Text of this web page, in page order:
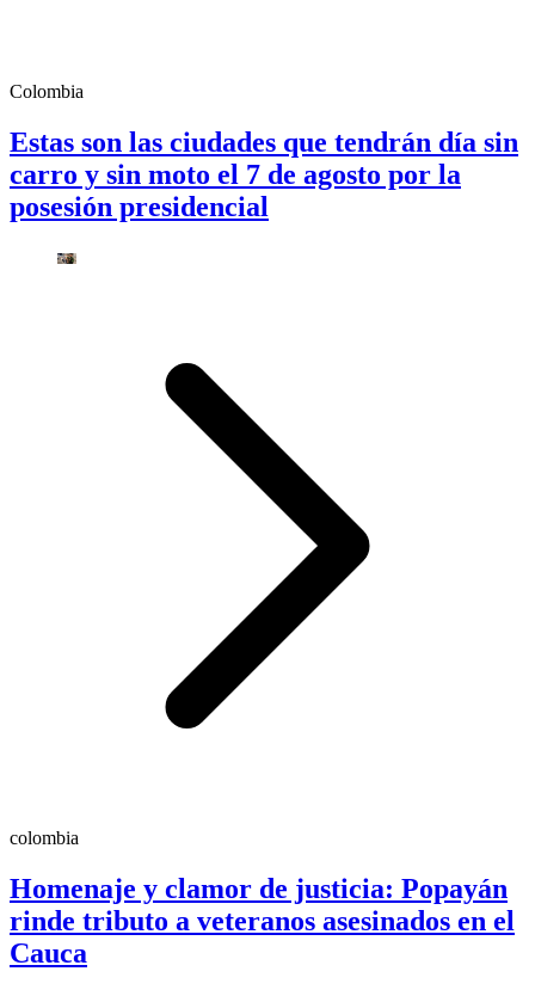
Colombia
Estas son las ciudades que tendrán día sin
carro y sin moto el 7 de agosto por la
posesión presidencial
colombia
Homenaje y clamor de justicia: Popayán
rinde tributo a veteranos asesinados en el
Cauca